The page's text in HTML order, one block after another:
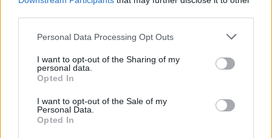
Personal Data Processing Opt Outs
I want to opt-out of the Sharing of my
personal data.
Opted In
I want to opt-out of the Sale of my
Personal Data.
Opted In
Serviços desportivos do
ensino superior reúnem
Parque de estacionamento